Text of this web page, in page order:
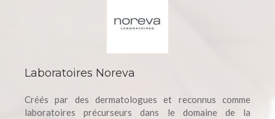
Laboratoires Noreva
Créés par des dermatologues et reconnus comme
laboratoires précurseurs dans le domaine de la